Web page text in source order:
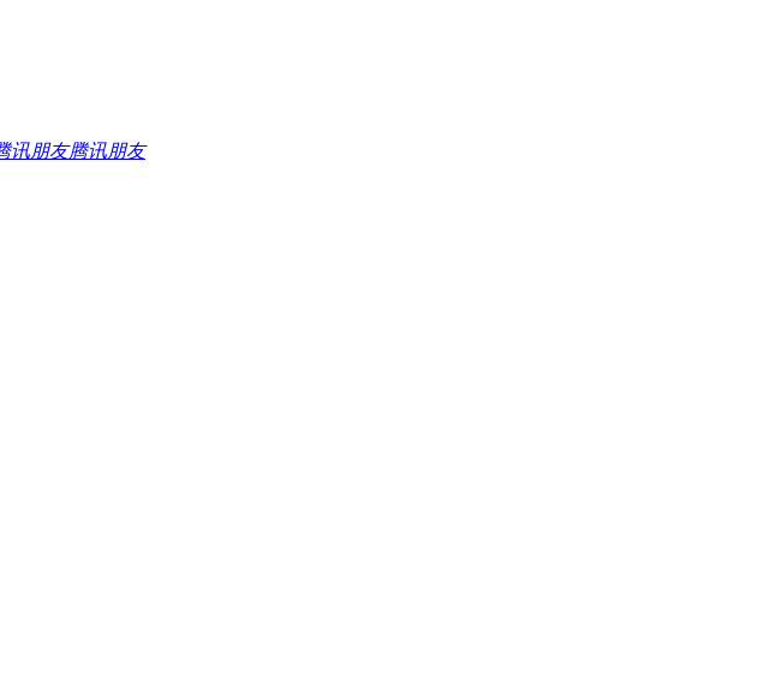
腾讯朋友